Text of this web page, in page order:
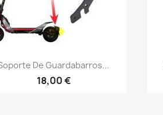
 Vista rápida
De Guardabarros...
18,00 €